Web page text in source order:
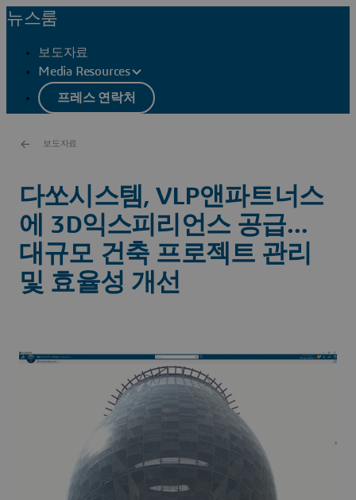
뉴스룸
보도자료
Media Resources
프레스 연락처
보도자료
다쏘시스템, VLP앤파트너스
에 3D익스피리언스 공급…
대규모 건축 프로젝트 관리
및 효율성 개선